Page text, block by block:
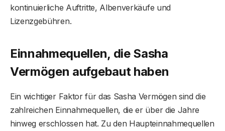
kontinuierliche Auftritte, Albenverkäufe und
Lizenzgebühren.
Einnahmequellen, die Sasha
Vermögen aufgebaut haben
Ein wichtiger Faktor für das Sasha Vermögen sind die
zahlreichen Einnahmequellen, die er über die Jahre
hinweg erschlossen hat. Zu den Haupteinnahmequellen